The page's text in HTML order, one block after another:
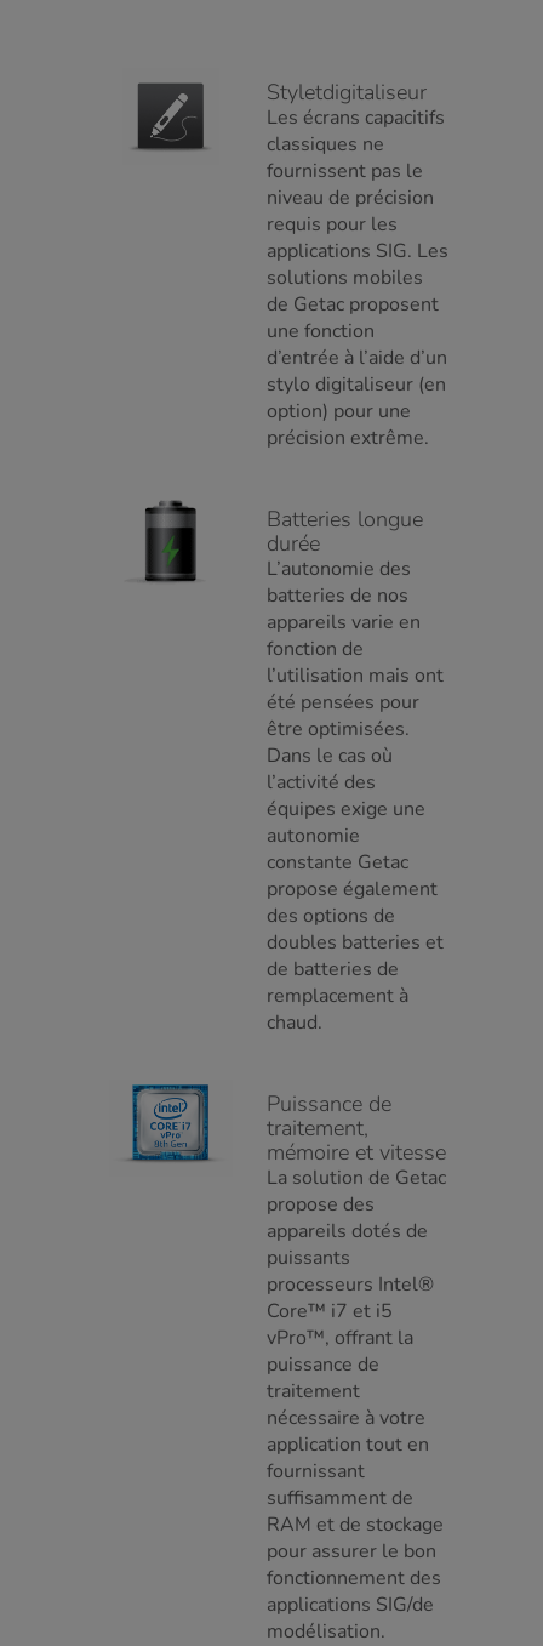
Styletdigitaliseur
Les écrans capacitifs
classiques ne
fournissent pas le
niveau de précision
requis pour les
applications SIG. Les
solutions mobiles
de Getac proposent
une fonction
d’entrée à l’aide d’un
stylo digitaliseur (en
option) pour une
précision extrême.
Batteries longue
durée
L’autonomie des
batteries de nos
appareils varie en
fonction de
l’utilisation mais ont
été pensées pour
être optimisées.
Dans le cas où
l’activité des
équipes exige une
autonomie
constante Getac
propose également
des options de
doubles batteries et
de batteries de
remplacement à
chaud.
Puissance de
traitement,
mémoire et vitesse
La solution de Getac
propose des
appareils dotés de
puissants
processeurs Intel®
Core™ i7 et i5
vPro™, offrant la
puissance de
traitement
nécessaire à votre
application tout en
fournissant
suffisamment de
RAM et de stockage
pour assurer le bon
fonctionnement des
applications SIG/de
modélisation.